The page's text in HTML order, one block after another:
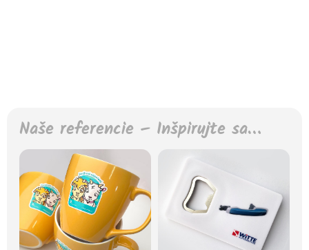
Naše referencie – Inšpirujte sa…